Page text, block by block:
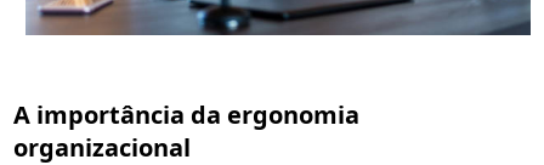
A importância da ergonomia
organizacional